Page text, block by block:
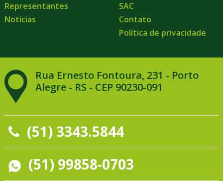
Representantes
Notícias
SAC
Contato
Política de privacidade
Rua Ernesto Fontoura, 231 - Porto
Alegre - RS - CEP 90230-091
(51) 3343.5844
(51) 99858-0703